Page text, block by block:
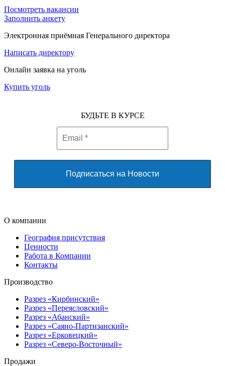
Посмотреть вакансии
Заполнить анкету
Электронная приёмная Генерального директора
Написать директору
Онлайн заявка на уголь
Купить уголь
БУДЬТЕ В КУРСЕ
О компании
География присутствия
Ценности
Работа в Компании
Контакты
Производство
Разрез «Кирбинский»
Разрез «Переясловский»
Разрез «Абанский»
Разрез «Саяно-Партизанский»
Разрез «Ерковецкий»
Разрез «Северо-Восточный»
Продажи